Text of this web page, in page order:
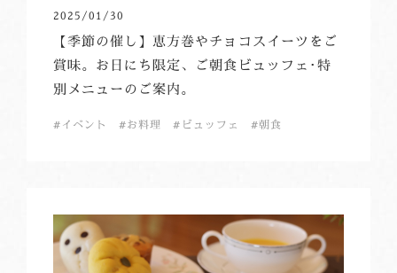
2025/01/30
【季節の催し】恵方巻やチョコスイーツをご
賞味。お日にち限定、ご朝食ビュッフェ･特
別メニューのご案内。
イベント お料理 ビュッフェ 朝食